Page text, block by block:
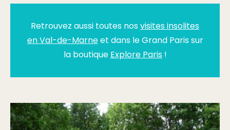
Retrouvez aussi toutes nosvisites insolites
en Val-de-Marneet dans le Grand Paris sur
la boutique Explore Paris!